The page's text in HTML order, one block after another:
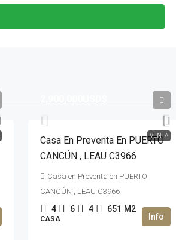
VENTA
2,900,000USD$
Casa En Preventa En PUERTO
CANCÚN , LEAU C3966
Casa en Preventa en PUERTO
CANCÚN , LEAU C3966
4 6 4 651 M2
CASA